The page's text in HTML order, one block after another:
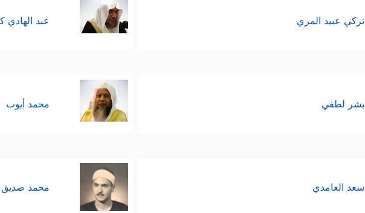
تركي عبيد المري عبد الهادي
بشر لطفي محمد أيوب
سعد الغامدي محمد صديق